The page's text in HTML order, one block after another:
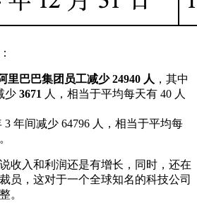
里巴巴集团员工减少 24940 人 ，其中
少 3671 人，相当于平均每天有 40 人
3 年间减少 64796 人，相当于平均每
收入和利润还是有增长，同时，还在
员，这对于一个全球知名的科技公司
。